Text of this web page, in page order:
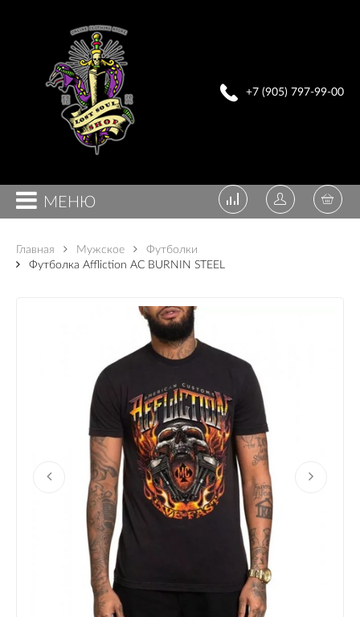
+7 (905) 797-99-00
МЕНЮ
Главная Мужское
Футболки
Футболка Affliction AC BURNIN STEEL